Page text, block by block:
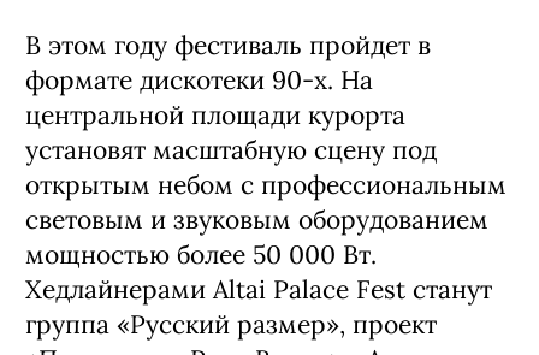
В этом году фестиваль пройдет в
формате дискотеки 90-х. На
центральной площади курорта
установят масштабную сцену под
открытым небом с профессиональным
световым и звуковым оборудованием
мощностью более 50 000 Вт.
Хедлайнерами Altai Palace Fest станут
группа «Русский размер», проект